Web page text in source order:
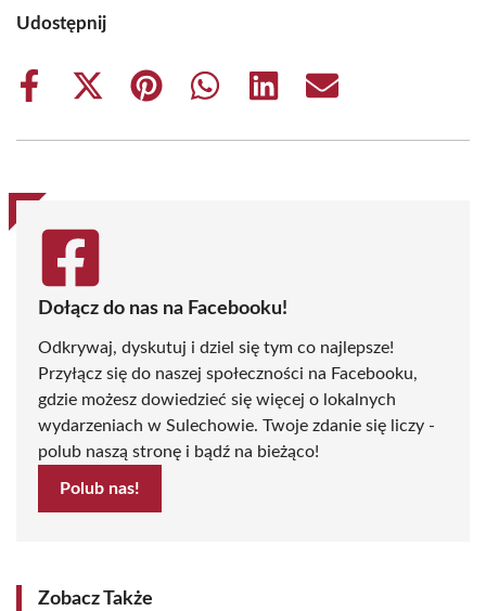
Udostępnij
Share
Share
(Twitter)
Share
Share
Share
Share
Dołącz do nas na Facebooku!
Odkrywaj, dyskutuj i dziel się tym co najlepsze!
Przyłącz się do naszej społeczności na Facebooku,
gdzie możesz dowiedzieć się więcej o lokalnych
wydarzeniach w Sulechowie. Twoje zdanie się liczy -
polub naszą stronę i bądź na bieżąco!
Polub nas!
Zobacz Także